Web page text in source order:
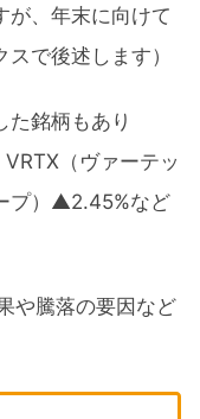
が、年末に向けて
で後述します）
た銘柄もあり
（ヴァーテッ
プ）▲2.45%など
や騰落の要因など